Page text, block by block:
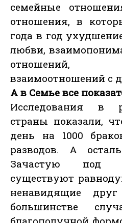
семейные
отношения, в
года в год
любви,
отношений,
взаимоотношений с
А в Семье все
Исследования в
страны показали,
день на 1000
разводов. А
Зачастую под
существуют
ненавидящие
большинстве